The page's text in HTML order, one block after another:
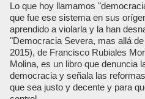
Lo que hoy llamamos
que fue ese sistema en sus
aprendido a violarla y la han
"Democracia Severa, mas allá
2015), de Francisco Rubiales
Molina, es un libro que denuncia
democracia y señala las
que sea justo y decente y para